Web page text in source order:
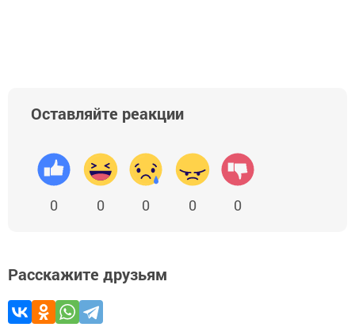
Оставляйте реакции
0 0 0 0 0
Расскажите друзьям